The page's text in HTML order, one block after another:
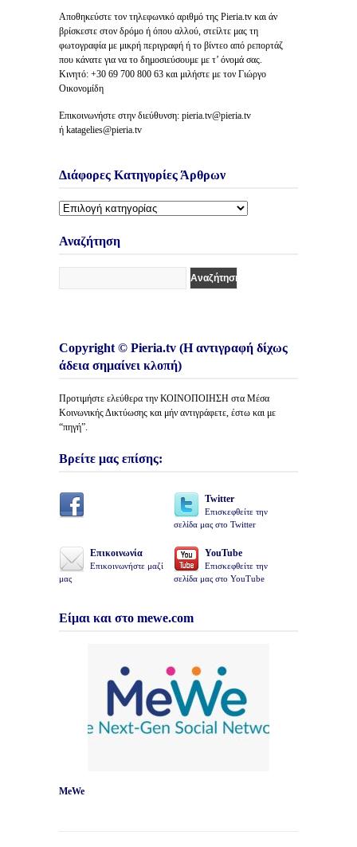
Αποθηκεύστε τον τηλεφωνικό αριθμό της Pieria.tv και άν
βρίσκεστε στον δρόμο ή όπου αλλού, στείλτε μας τη
φωτογραφία με μικρή περιγραφή ή το βίντεο από ρεπορτάζ
που κάνατε για να το δημοσιεύσουμε με τ’ όνομά σας.
Κινητό: +30 69 700 800 63 και μιλήστε με τον Γιώργο
Οικονομίδη
Επικοινωνήστε στην διεύθυνση: pieria.tv@pieria.tv
ή katagelies@pieria.tv
Διάφορες Κατηγορίες Άρθρων
Διάφορες
Άρθρων
Αναζήτηση
Copyright © Pieria.tv (Η αντιγραφή δίχως
άδεια σημαίνει κλοπή)
Προτιμήστε ελεύθερα την ΚΟΙΝΟΠΟΙΗΣΗ στα Μέσα
Κοινωνικής Δικτύωσης και μήν αντιγράφετε, έστω και με
“πηγή”.
Βρείτε μας επίσης:
Twitter
Επισκεφθείτε την
σελίδα μας στο Twitter
Επικοινωνία
Επικοινωνήστε μαζί
μας
YouTube
Επισκεφθείτε την
σελίδα μας στο YouTube
Είμαι και στο mewe.com
MeWe